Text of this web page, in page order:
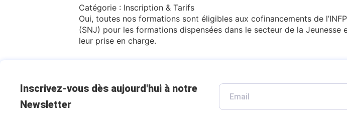
Catégorie : Inscription & Tarifs
Oui, toutes nos formations sont éligibles aux cofinancements de
(SNJ) pour les formations dispensées dans le secteur de la
leur prise en charge.
Inscrivez-vous dès aujourd'hui à notre
Newsletter